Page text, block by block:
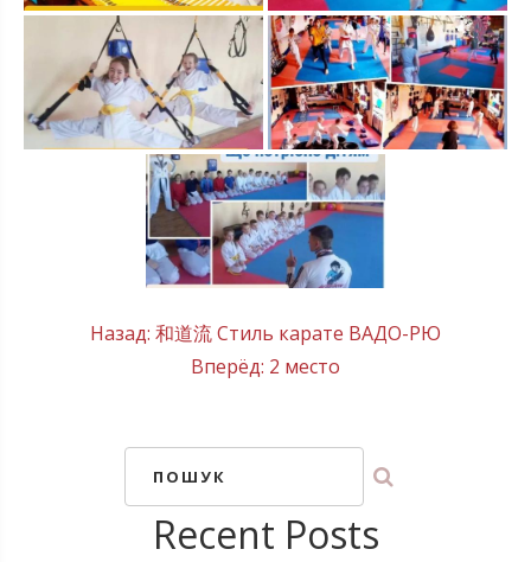
PostНазад: 和道流 Стиль карате ВАДО-РЮ
Вперёд: 2 место
ПОШУК
Recent Posts